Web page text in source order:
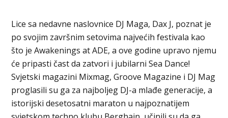
Lice sa nedavne naslovnice DJ Maga, Dax J, poznat je
po svojim završnim setovima najvećih festivala kao
što je Awakenings at ADE, a ove godine upravo njemu
će pripasti čast da zatvori i jubilarni Sea Dance!
Svjetski magazini Mixmag, Groove Magazine i DJ Mag
proglasili su ga za najboljeg DJ-a mlađe generacije, a
istorijski desetosatni maraton u najpoznatijem